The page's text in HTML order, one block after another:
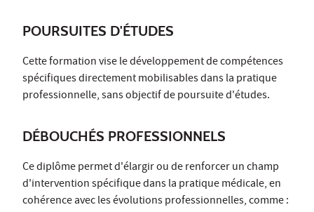
POURSUITES D'ÉTUDES
Cette formation vise le développement de compétences
spécifiques directement mobilisables dans la pratique
professionnelle, sans objectif de poursuite d'études.
DÉBOUCHÉS PROFESSIONNELS
Ce diplôme permet d'élargir ou de renforcer un champ
d'intervention spécifique dans la pratique médicale, en
cohérence avec les évolutions professionnelles, comme :